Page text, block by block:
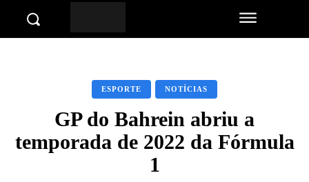
ESPORTE NOTÍCIAS
GP do Bahrein abriu a
temporada de 2022 da Fórmula
1